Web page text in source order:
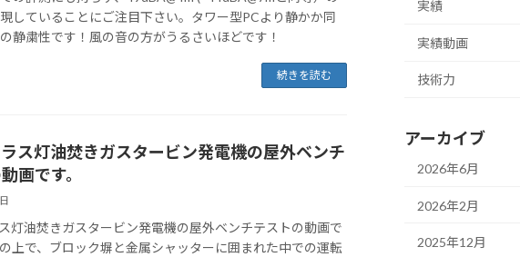
していることにご注目下さい。タワー型PCより静かか同
静粛性です！風の音の方がうるさいほどです！
続きを読む
ス灯油焚きガスタービン発電機の屋外ベンチ
画です。
灯油焚きガスタービン発電機の屋外ベンチテストの動画で
上で、ブロック塀と金属シャッターに囲まれた中での運転
実績
実績動画
技術力
アーカイブ
2026年6月
2026年2月
2025年12月